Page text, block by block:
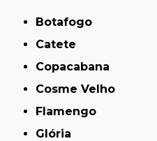
Botafogo
Catete
Copacabana
Cosme Velho
Flamengo
Glória